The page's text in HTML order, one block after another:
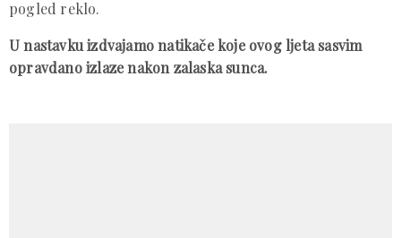
pogled reklo.
U nastavku izdvajamo natikače koje ovog ljeta sasvim
opravdano izlaze nakon zalaska sunca.